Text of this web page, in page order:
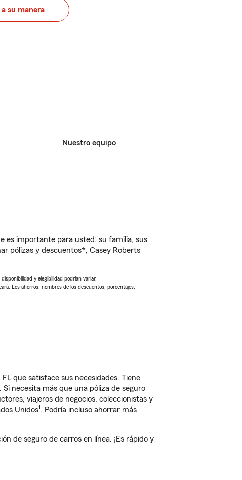
a su manera
Nuestro equipo
es importante para usted: su familia, sus
pólizas y descuentos*, Casey Roberts
y elegibilidad podrían variar.
Los ahorros, nombres de los descuentos, porcentajes,
FL que satisface sus necesidades. Tiene
. Si necesita más que una póliza de seguro
viajeros de negocios, coleccionistas y
Unidos1. Podría incluso ahorrar más
de seguro de carros en línea. ¡Es rápido y